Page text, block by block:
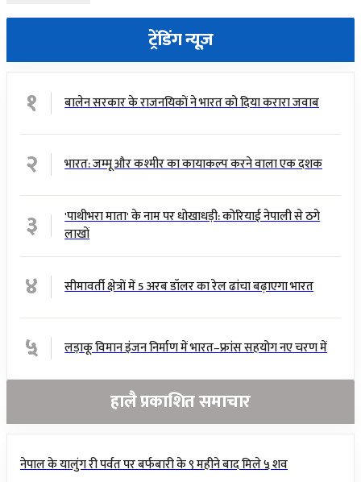
ट्रेंडिंग न्यूज़
१ बालेन सरकार के राजनयिकों ने भारत को दिया करारा जवाब
२ भारत: जम्मू और कश्मीर का कायाकल्प करने वाला एक दशक
३
'पाथीभरा माता' के नाम पर धोखाधड़ी: कोरियाई नेपाली से ठगे
लाखों
४ सीमावर्ती क्षेत्रों में 5 अरब डॉलर का रेल ढांचा बढ़ाएगा भारत
५ लड़ाकू विमान इंजन निर्माण में भारत–फ्रांस सहयोग नए चरण में
हालै प्रकाशित समाचार
नेपाल के यालुंग री पर्वत पर बर्फबारी के ९ महीने बाद मिले ५ शव